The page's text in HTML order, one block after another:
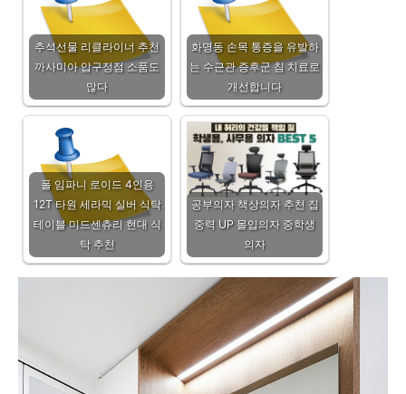
추석선물 리클라이너 추천
까사미아 압구정점 소품도
많다
화명동 손목 통증을 유발하
는 수근관 증후군 침 치료로
개선합니다
폴 임파니 로이드 4인용
12T 타원 세라믹 실버 식탁
테이블 미드센츄리 현대 식
탁 추천
공부의자 책상의자 추천 집
중력 UP 몰입의자 중학생
의자